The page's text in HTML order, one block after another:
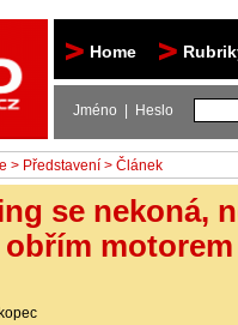
Home
Jméno | Heslo
> Představení > Článek
se nekoná,
motorem